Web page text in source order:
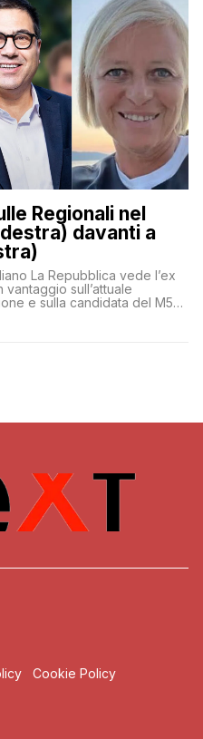
Regionali nel
davanti a
La Repubblica vede l’ex
sull’attuale
e sulla candidata del M5S
Cookie Policy